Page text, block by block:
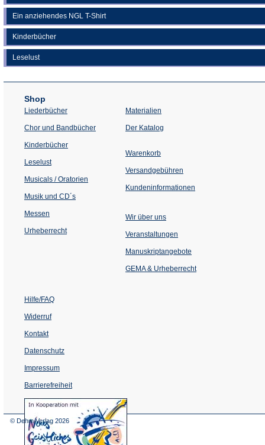
Ein anziehendes NGL T-Shirt
Kinderbücher
Leselust
Shop
Liederbücher
Chor und Bandbücher
Kinderbücher
Leselust
Musicals / Oratorien
Musik und CD´s
Messen
Urheberrecht
Materialien
Der Katalog
Warenkorb
Versandgebühren
Kundeninformationen
Wir über uns
Veranstaltungen
einem
Tab)
Manuskriptangebote
GEMA & Urheberrecht
Hilfe/FAQ
Widerruf
Kontakt
Datenschutz
Impressum
Barrierefreiheit
(Öffnet
in
© Dehm Verlag 2026